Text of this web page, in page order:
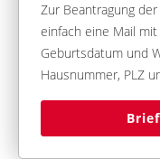
Zur Beantragung
einfach eine Mail mit
Geburtsdatum und
Hausnummer, PLZ